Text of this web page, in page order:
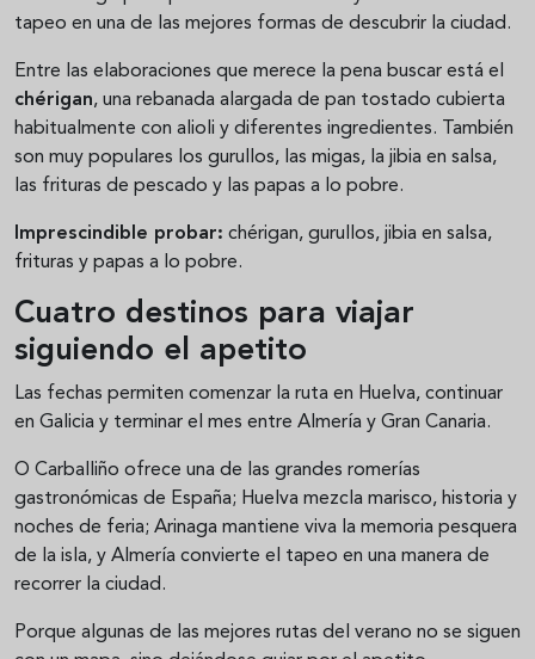
tapeo en una de las mejores formas de descubrir la ciudad.
Entre las elaboraciones que merece la pena buscar está el
chérigan, una rebanada alargada de pan tostado cubierta
habitualmente con alioli y diferentes ingredientes. También
son muy populares los gurullos, las migas, la jibia en salsa,
las frituras de pescado y las papas a lo pobre.
Imprescindible probar: chérigan, gurullos, jibia en salsa,
frituras y papas a lo pobre.
Cuatro destinos para viajar
siguiendo el apetito
Las fechas permiten comenzar la ruta en Huelva, continuar
en Galicia y terminar el mes entre Almería y Gran Canaria.
O Carballiño ofrece una de las grandes romerías
gastronómicas de España; Huelva mezcla marisco, historia y
noches de feria; Arinaga mantiene viva la memoria pesquera
de la isla, y Almería convierte el tapeo en una manera de
recorrer la ciudad.
Porque algunas de las mejores rutas del verano no se siguen